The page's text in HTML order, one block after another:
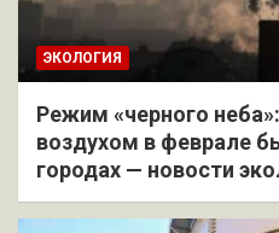
ЭКОЛОГИЯ
Режим «черного
воздухом в феврале
городах — новости